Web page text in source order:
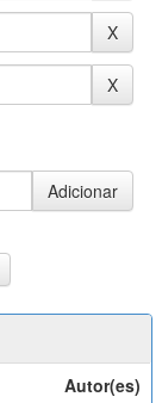
Autor(es)